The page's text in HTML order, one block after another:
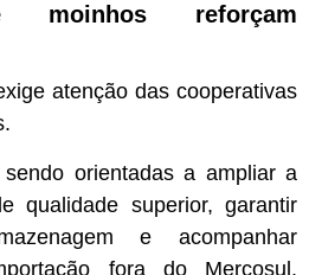
moinhos reforçam
atenção das cooperativas
orientadas a ampliar a
qualidade superior, garantir
e acompanhar
fora do Mercosul.